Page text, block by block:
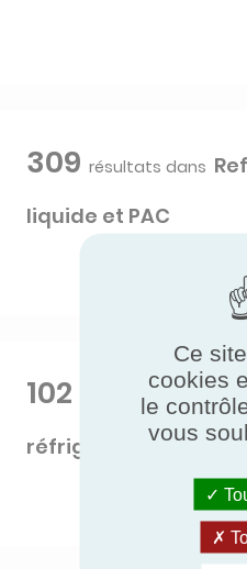
309 résultats dans
liquide et PAC
102 résultats dans
réfrigérant variable
Ce
cookies
le
vous